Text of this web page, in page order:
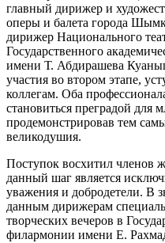
главный дирижер и
оперы и балета города
дирижер Национального
Государственного
имени Т. Абдирашева
участия во втором этапе,
коллегам. Оба
становиться преградой для
продемонстрировав тем
великодушия.
Поступок восхитил членов
данный шаг является
уважения и добродетели. В
данным дирижерам
творческих вечеров в
филармонии имени Е.